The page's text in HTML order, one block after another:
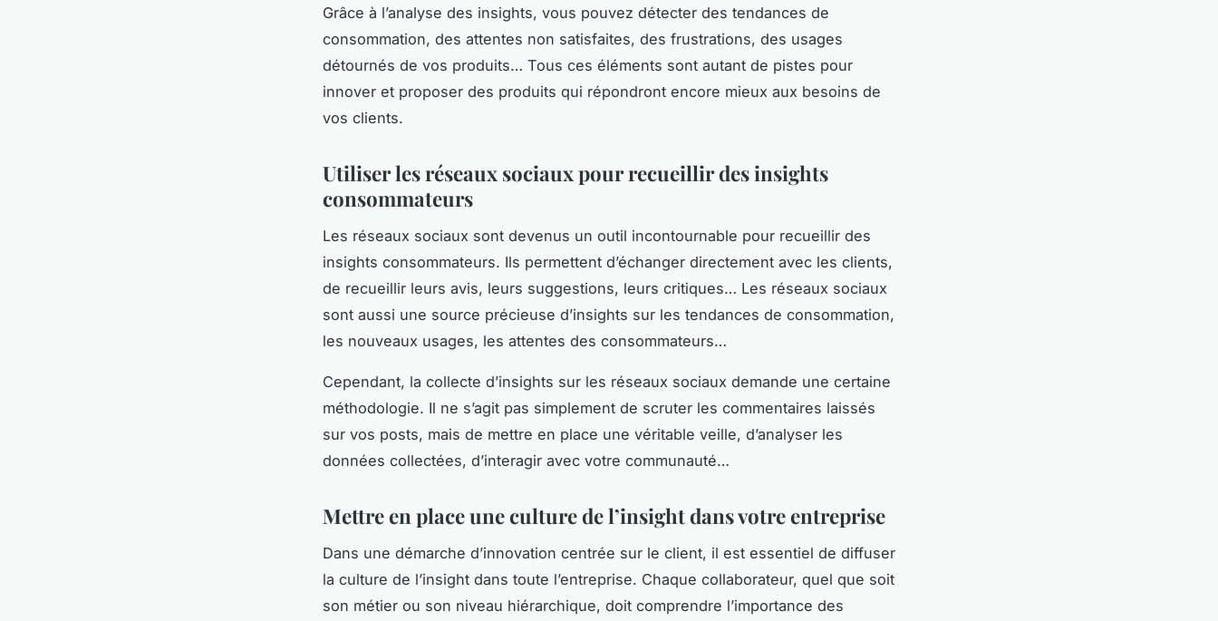
Grâce à l’analyse des insights, vous pouvez détecter des tendances de
consommation, des attentes non satisfaites, des frustrations, des usages
détournés de vos produits… Tous ces éléments sont autant de pistes pour
innover et proposer des produits qui répondront encore mieux aux besoins de
vos clients.
Utiliser les réseaux sociaux pour recueillir des insights
consommateurs
Les réseaux sociaux sont devenus un outil incontournable pour recueillir des
insights consommateurs. Ils permettent d’échanger directement avec les clients,
de recueillir leurs avis, leurs suggestions, leurs critiques… Les réseaux sociaux
sont aussi une source précieuse d’insights sur les tendances de consommation,
les nouveaux usages, les attentes des consommateurs…
Cependant, la collecte d’insights sur les réseaux sociaux demande une certaine
méthodologie. Il ne s’agit pas simplement de scruter les commentaires laissés
sur vos posts, mais de mettre en place une véritable veille, d’analyser les
données collectées, d’interagir avec votre communauté…
Mettre en place une culture de l’insight dans votre entreprise
Dans une démarche d’innovation centrée sur le client, il est essentiel de diffuser
la culture de l’insight dans toute l’entreprise. Chaque collaborateur, quel que soit
son métier ou son niveau hiérarchique, doit comprendre l’importance des